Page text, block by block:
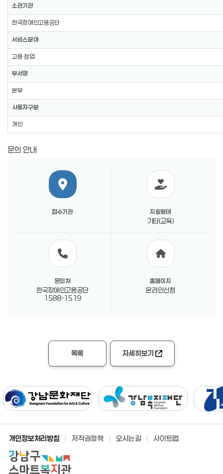
소관기관
한국장애인고용공단
서비스분야
고용·창업
부서명
본부
사용자구분
개인
문의 안내
접수기관 지원형태
기타(교육)
문의처
한국장애인고용공단
1588-1519
홈페이지
온라인신청
목록 자세히보기
개인정보처리방침 저작권정책 오시는길 사이트맵